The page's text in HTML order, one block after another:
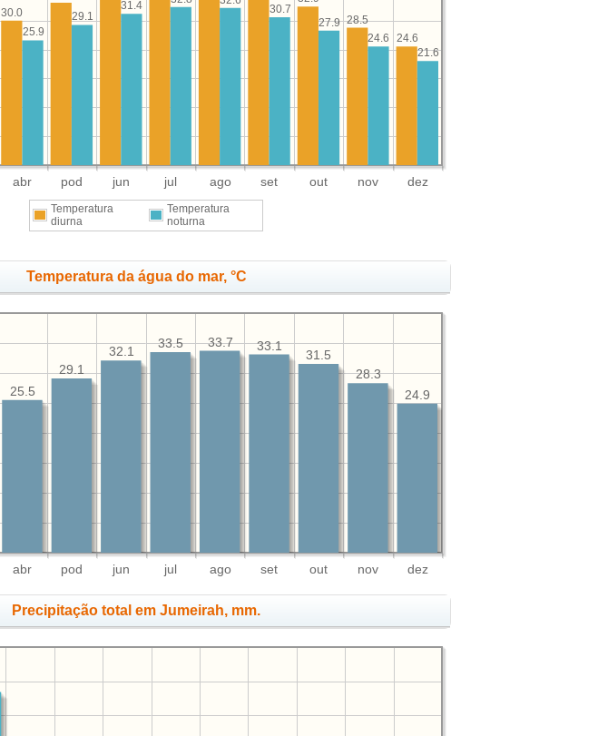
abr pod jun jul ago set out nov dez
24.6
28.5
30.0
21.6
24.6
27.9
30.7
31.4
29.1
25.9
Temperatura
diurna
Temperatura
noturna
Temperatura da água do mar, °C
abr pod jun jul ago set out nov dez
24.9
28.3
31.5
33.1
33.7
33.5
32.1
29.1
25.5
Precipitação total em Jumeirah, mm.